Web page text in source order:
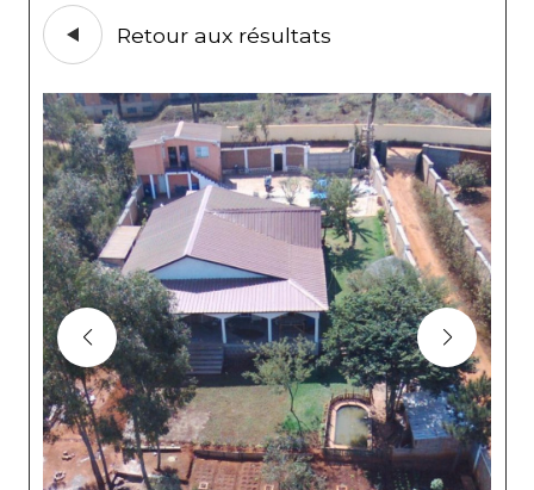
Retour aux résultats